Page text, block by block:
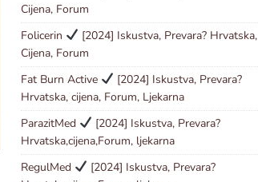
Cijena, Forum
Folicerin
[2024] Iskustva, Prevara? Hrvatska,
Cijena, Forum
Fat Burn Active
[2024] Iskustva, Prevara?
Hrvatska, cijena, Forum, Ljekarna
ParazitMed
[2024] Iskustva, Prevara?
Hrvatska,cijena,Forum, ljekarna
RegulMed
[2024] Iskustva, Prevara?